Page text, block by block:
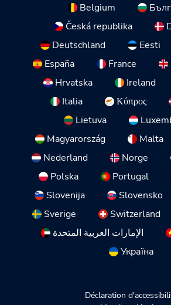
Belgium
Česká republika
Deutschland
Eesti
España
France
Hrvatska
Ireland
Italia
Κύπρος
Lietuva
Magyarország
Malta
Nederland
Norge
Polska
Portugal
Slovenija
Slovensko
Sverige
Switzerland
الإمارات العربية المتحدة
Україна
Déclaration